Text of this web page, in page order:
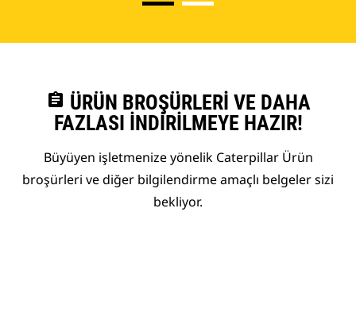
assignment ÜRÜN BROŞÜRLERI VE DAHA
FAZLASI İNDIRILMEYE HAZIR!
Büyüyen işletmenize yönelik Caterpillar Ürün
broşürleri ve diğer bilgilendirme amaçlı belgeler sizi
bekliyor.